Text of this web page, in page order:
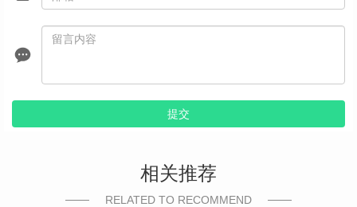
提交
相关推荐
RELATED TO RECOMMEND